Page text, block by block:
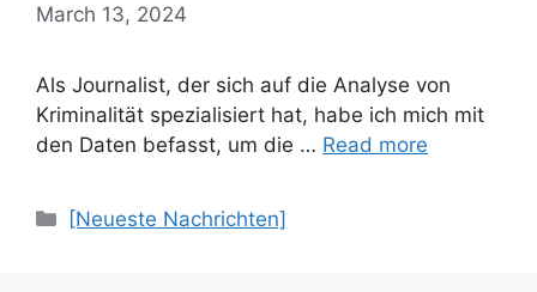
March 13, 2024
Als Journalist, der sich auf die Analyse von
Kriminalität spezialisiert hat, habe ich mich mit
den Daten befasst, um die … Read more
Categories
[Neueste Nachrichten]